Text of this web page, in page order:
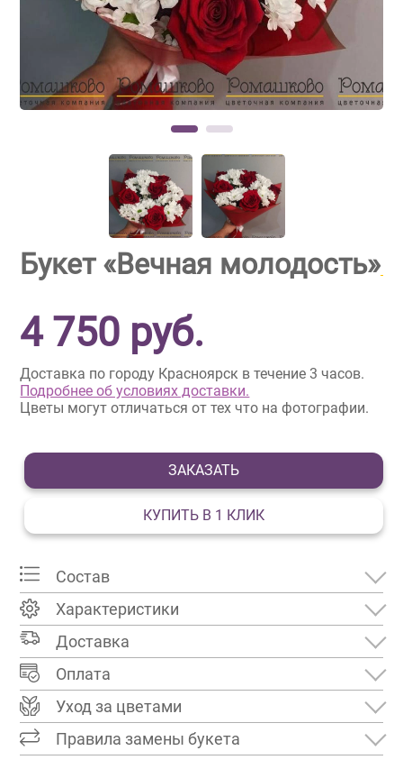
Букет «Вечная молодость»
4 750 руб.
Доставка по городу Красноярск в течение 3 часов.
Подробнее об условиях доставки.
Цветы могут отличаться от тех что на фотографии.
ЗАКАЗАТЬ
КУПИТЬ В 1 КЛИК
Состав
Характеристики
Доставка
Оплата
Уход за цветами
Правила замены букета